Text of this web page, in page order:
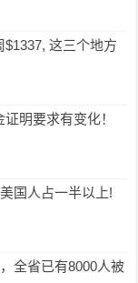
这三个地方
明要求有变化！
国人占一半以上!
全省已有8000人被